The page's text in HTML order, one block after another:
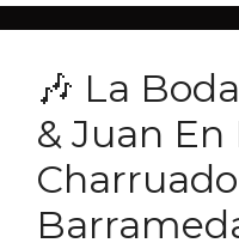
🎶 La
& Juan